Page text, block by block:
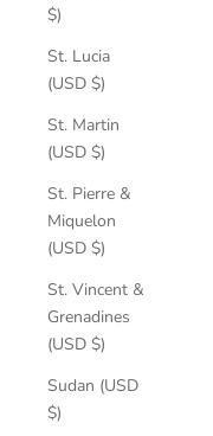
$)
St. Lucia
(USD $)
St. Martin
(USD $)
St. Pierre &
Miquelon
(USD $)
St. Vincent &
Grenadines
(USD $)
Sudan (USD
$)